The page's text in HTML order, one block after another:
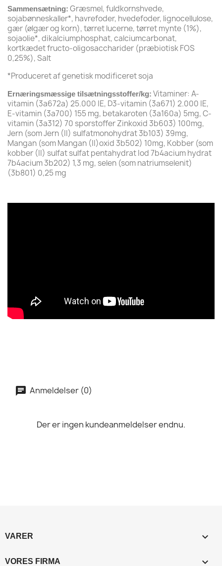
Sammensætning: Græsmel, fuldkornshvede,
sojabønneskaller*, havrefoder, hvedefoder, lignocellulose,
gær (ølgær og korn), tørret lucerne, tørret mynte (1%),
sojaolie*, dikalciumphosphat, calciumcarbonat,
kortkædet fructo-oligosaccharider (præbiotisk FOS
0,25%), Salt
*Produceret af genetisk modificeret soja
Ernæringsmæssige tilsætningsstoffer/kg: Vitaminer: A-
vitamin (3a672a) 25.000 IE, D3-vitamin (3a671) 2.000 IE,
E-vitamin (3a700) 155 mg, betakaroten (3a160a) 5mg, C-
vitamin (3a312) 70 sporstoffer Zinkoxid 3b603) 100mg,
Jern (som Jern (II) sulfatmonohydrat 3b103) 39mg,
Mangan (som Mangan (II)oxid 3b502) 10mg, Kobber (som
kobber (II) sulfat sulfat pentahydrat Iod 7b4acium hydrat
7b4acium 3b202) 1,3 mg, selen (som natriumselenit)
(3b801) 0,25 mg
Anmeldelser (0)
Der er ingen kundeanmeldelser endnu.
VARER 
VORES FIRMA 